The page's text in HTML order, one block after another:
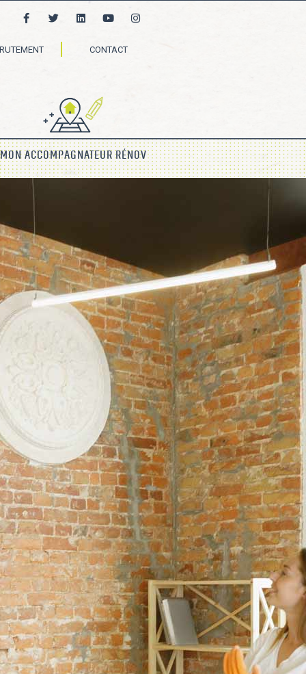
CONTACT
MON ACCOMPAGNATEUR RÉNOV